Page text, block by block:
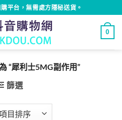
平台，無需處方隱秘送貨。
0
“犀利士5MG副作用”
篩選